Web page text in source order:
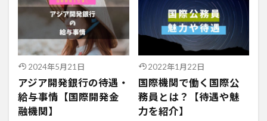
2024年5月21日
アジア開発銀行の待遇・
給与事情【国際開発金
融機関】
2022年1月22日
国際機関で働く国際公
務員とは？【待遇や魅
力を紹介】